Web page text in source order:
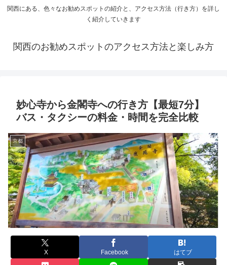
関西にある、色々なお勧めスポットの紹介と、アクセス方法（行き方）を詳し
く紹介していきます
関西のお勧めスポットのアクセス方法と楽しみ方
妙心寺から金閣寺への行き方【最短7分】
バス・タクシーの料金・時間を完全比較
京都
X Facebook はてブ